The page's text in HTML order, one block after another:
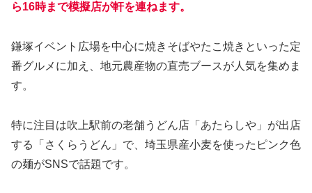
ら16時まで模擬店が軒を連ねます。
鎌塚イベント広場を中心に焼きそばやたこ焼きといった定
番グルメに加え、地元農産物の直売ブースが人気を集めま
す。
特に注目は吹上駅前の老舗うどん店「あたらしや」が出店
する「さくらうどん」で、埼玉県産小麦を使ったピンク色
の麺がSNSで話題です。